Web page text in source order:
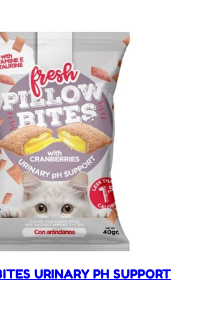
URINARY PH SUPPORT